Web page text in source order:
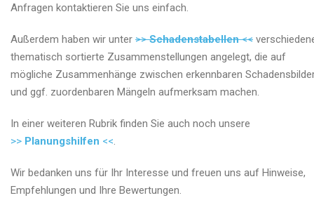
Anfragen kontaktieren Sie uns einfach.
Außerdem haben wir unter >>Schadenstabellen<<
thematisch sortierte Zusammenstellungen angelegt, die auf
mögliche Zusammenhänge zwischen erkennbaren
und ggf. zuordenbaren Mängeln aufmerksam machen.
In einer weiteren Rubrik finden Sie auch noch unsere
>> Planungshilfen <<.
Wir bedanken uns für Ihr Interesse und freuen uns auf Hinweise,
Empfehlungen und Ihre Bewertungen.